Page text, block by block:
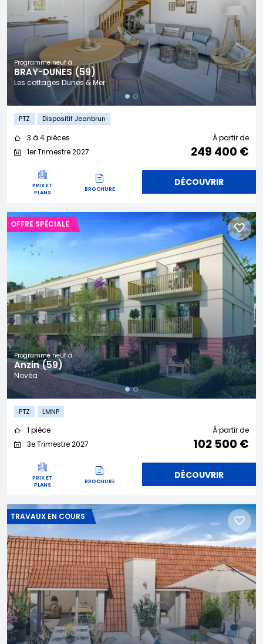
Programme neuf à
BRAY-DUNES (59)
Les cottages Dunes & Mer
PTZ Dispositif Jeanbrun
3 à 4 pièces
1er Trimestre 2027
À partir de
249 400 €
PRIX ET
PLANS
BROCHURE
DÉCOUVRIR
Programme neuf à
Anzin (59)
Novéa
OFFRE SPÉCIALE
PTZ LMNP
1 pièce
3e Trimestre 2027
À partir de
102 500 €
PRIX ET
PLANS
BROCHURE
DÉCOUVRIR
TRAVAUX EN COURS